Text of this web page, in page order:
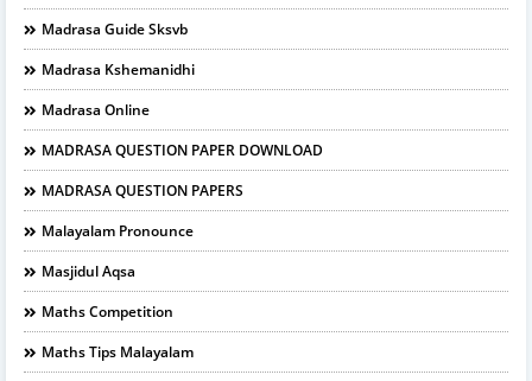
Madrasa Guide Sksvb
Madrasa Kshemanidhi
Madrasa Online
MADRASA QUESTION PAPER DOWNLOAD
MADRASA QUESTION PAPERS
Malayalam Pronounce
Masjidul Aqsa
Maths Competition
Maths Tips Malayalam